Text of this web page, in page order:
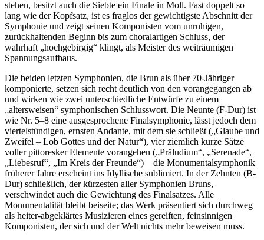
stehen, besitzt auch die Siebte ein Finale in Moll. Fast doppelt so
lang wie der Kopfsatz, ist es fraglos der gewichtigste Abschnitt der
Symphonie und zeigt seinen Komponisten vom unruhigen,
zurückhaltenden Beginn bis zum choralartigen Schluss, der
wahrhaft „hochgebirgig“ klingt, als Meister des weiträumigen
Spannungsaufbaus.
Die beiden letzten Symphonien, die Brun als über 70-Jähriger
komponierte, setzen sich recht deutlich von den vorangegangen ab
und wirken wie zwei unterschiedliche Entwürfe zu einem
„altersweisen“ symphonischen Schlusswort. Die Neunte (F-Dur) ist
wie Nr. 5–8 eine ausgesprochene Finalsymphonie, lässt jedoch dem
viertelstündigen, ernsten Andante, mit dem sie schließt („Glaube und
Zweifel – Lob Gottes und der Natur“), vier ziemlich kurze Sätze
voller pittoresker Elemente vorangehen („Präludium“, „Serenade“,
„Liebesruf“, „Im Kreis der Freunde“) – die Monumentalsymphonik
früherer Jahre erscheint ins Idyllische sublimiert. In der Zehnten (B-
Dur) schließlich, der kürzesten aller Symphonien Bruns,
verschwindet auch die Gewichtung des Finalsatzes. Alle
Monumentalität bleibt beiseite; das Werk präsentiert sich durchweg
als heiter-abgeklärtes Musizieren eines gereiften, feinsinnigen
Komponisten, der sich und der Welt nichts mehr beweisen muss.